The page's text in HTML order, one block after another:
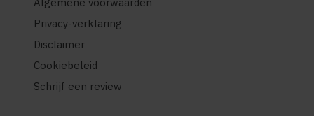
Privacy-verklaring
Disclaimer
Cookiebeleid
Schrijf een review